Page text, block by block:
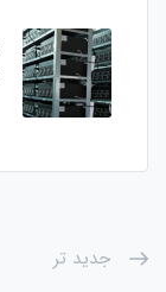
جدید تر